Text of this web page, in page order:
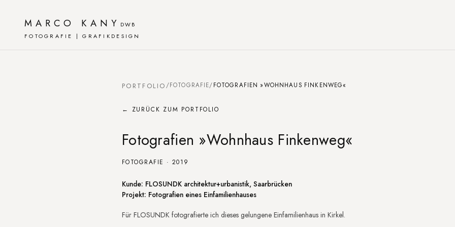
MARCO KANY DWB
FOTOGRAFIE | GRAFIKDESIGN
PORTFOLIO /FOTOGRAFIE/FOTOGRAFIEN »WOHNHAUS FINKENWEG«
← ZURÜCK ZUM PORTFOLIO
Fotografien »Wohnhaus Finkenweg«
FOTOGRAFIE · 2019
Projektbeschreibung
Kunde: FLOSUNDK architektur+urbanistik, Saarbrücken
Projekt: Fotografien eines Einfamilienhauses
Für FLOSUNDK fotografierte ich dieses gelungene Einfamilienhaus in Kirkel.